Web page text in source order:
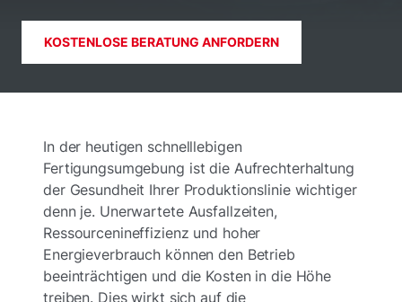
KOSTENLOSE BERATUNG ANFORDERN
In der heutigen schnelllebigen
Fertigungsumgebung ist die Aufrechterhaltung
der Gesundheit Ihrer Produktionslinie wichtiger
denn je. Unerwartete Ausfallzeiten,
Ressourcenineffizienz und hoher
Energieverbrauch können den Betrieb
beeinträchtigen und die Kosten in die Höhe
treiben. Dies wirkt sich auf die